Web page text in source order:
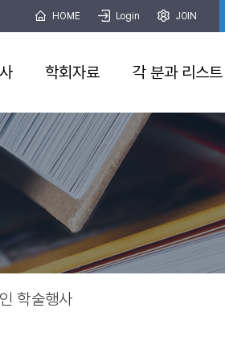
학회자료 각 분과 리스트
HOME Login JOIN
학술행사